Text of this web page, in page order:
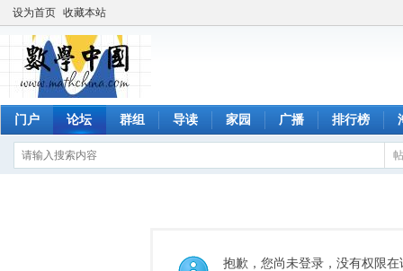
设为首页 收藏本站
门户 论坛 群组 导读 家园 广播 排行榜
抱歉，您尚未登录，没有权限在